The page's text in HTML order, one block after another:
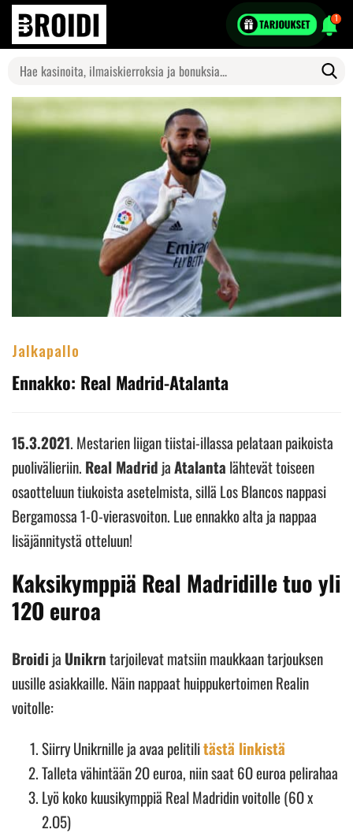
1
Search
for:
Jalkapallo
Ennakko: Real Madrid-Atalanta
15.3.2021. Mestarien liigan tiistai-illassa pelataan paikoista
puolivälieriin. Real Madrid jaAtalanta lähtevät toiseen
osaotteluun tiukoista asetelmista, sillä Los Blancos nappasi
Bergamossa 1-0-vierasvoiton. Lue ennakko alta ja nappaa
lisäjännitystä otteluun!
Kaksikymppiä Real Madridille tuo yli
12O euroa
Broidi ja Unikrntarjoilevat matsiin maukkaan tarjouksen
uusille asiakkaille. Näin nappaat huippukertoimen Realin
voitolle:
Siirry Unikrnille ja avaa pelitilitästä linkistä
Talleta vähintään 2O euroa, niin saat 6O euroa pelirahaa
Lyö koko kuusikymppiä Real Madridin voitolle (6O x
2.O5)